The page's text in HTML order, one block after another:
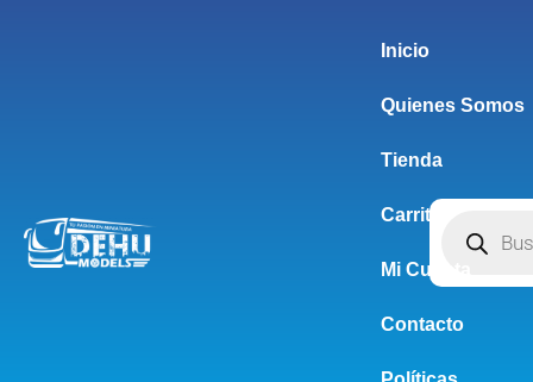
Inicio
Quienes Somos
Tienda
Carrito
Mi Cuenta
Contacto